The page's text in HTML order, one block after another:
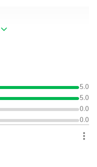
5.0
5.0
0.0
0.0